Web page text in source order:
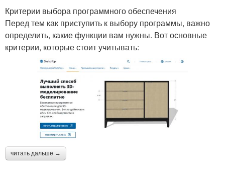
Критерии выбора программного обеспечения
Перед тем как приступить к выбору программы, важно
определить, какие функции вам нужны. Вот основные
критерии, которые стоит учитывать:
читать дальше →